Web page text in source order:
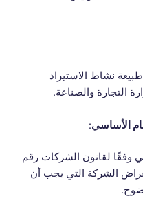
نشاط الاستيراد
التجارة والصناعة.
الأساسي:
وفقًا لقانون الشركات رقم
أغراض الشركة التي يجب أن